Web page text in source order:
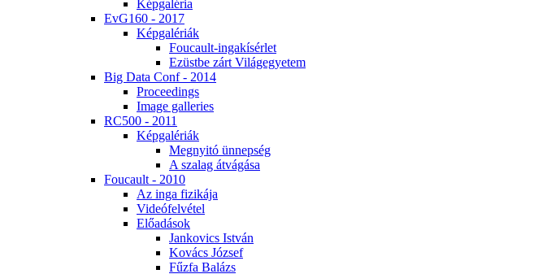
Kép­ga­lé­ria
EvG160 - 2017
Kép­ga­lé­ri­ák
Fo­u­ca­ult-in­ga­kí­sér­let
Ezüst­be zárt Vi­lág­egye­tem
Big Da­ta Conf - 2014
Pro­ce­e­dings
Image gal­le­ri­es
RC500 - 2011
Kép­ga­lé­ri­ák
Meg­nyi­tó ün­nep­ség
A sza­lag át­vá­gá­sa
Fo­u­ca­ult - 2010
Az in­ga fi­zi­ká­ja
Vi­de­ó­fel­vé­tel
Elő­adá­sok
Jan­ko­vics Ist­ván
Ko­vács Jó­zsef
Fűz­fa Ba­lázs